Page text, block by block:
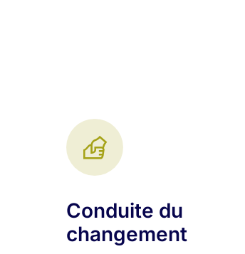
Conduite du
changement